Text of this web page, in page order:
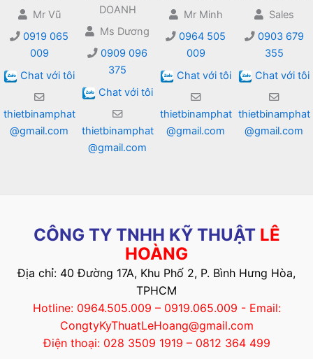
Mr Vũ
0919 065
009
Chat với tôi
thietbinamphat
@gmail.com
DOANH
Ms Dương
0909 096
375
Chat với tôi
thietbinamphat
@gmail.com
Mr Minh
0964 505
009
Chat với tôi
thietbinamphat
@gmail.com
Sales
0903 679
355
Chat với tôi
thietbinamphat
@gmail.com
CÔNG TY TNHH KỸ THUẬT LÊ
HOÀNG
Địa chỉ: 40 Đường 17A, Khu Phố 2, P. Bình Hưng Hòa,
TPHCM
Hotline: 0964.505.009 – 0919.065.009 - Email:
CongtyKyThuatLeHoang@gmail.com
Điện thoại: 028 3509 1919 – 0812 364 499